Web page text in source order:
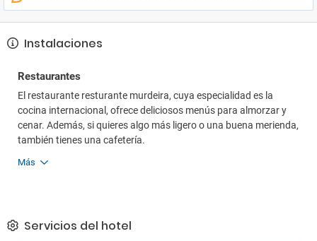
Instalaciones
Restaurantes
El restaurante resturante murdeira, cuya especialidad es la
cocina internacional, ofrece deliciosos menús para almorzar y
cenar. Además, si quieres algo más ligero o una buena merienda,
también tienes una cafetería.
Más
Servicios del hotel